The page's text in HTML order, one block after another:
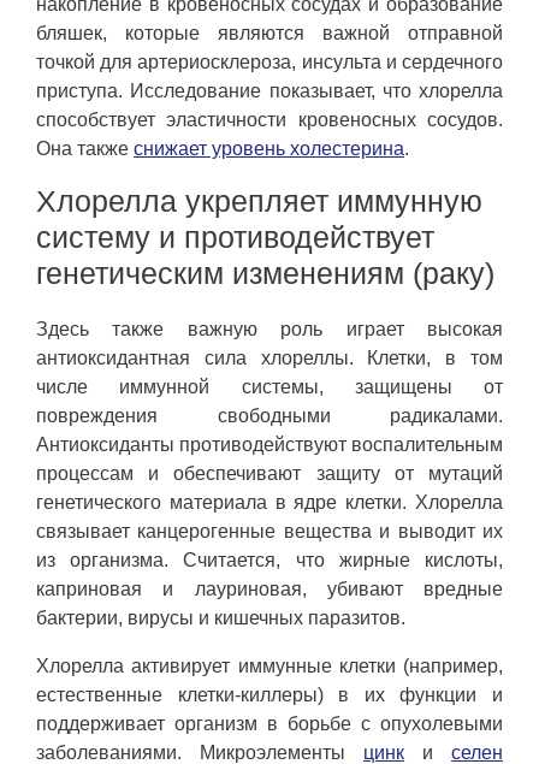
бляшек, которые являются важной отправной
точкой для артериосклероза, инсульта и сердечного
приступа. Исследование показывает, что хлорелла
способствует эластичности кровеносных сосудов.
Она также снижает уровень холестерина.
Хлорелла укрепляет иммунную
систему и противодействует
генетическим изменениям (раку)
Здесь также важную роль играет высокая
антиоксидантная сила хлореллы. Клетки, в том
числе иммунной системы, защищены от
повреждения свободными радикалами.
Антиоксиданты противодействуют воспалительным
процессам и обеспечивают защиту от мутаций
генетического материала в ядре клетки. Хлорелла
связывает канцерогенные вещества и выводит их
из организма. Считается, что жирные кислоты,
каприновая и лауриновая, убивают вредные
бактерии, вирусы и кишечных паразитов.
Хлорелла активирует иммунные клетки (например,
естественные клетки-киллеры) в их функции и
поддерживает организм в борьбе с опухолевыми
заболеваниями. Микроэлементы цинк и селен